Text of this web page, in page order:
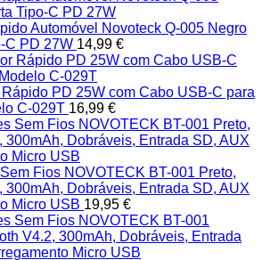
Automóvel Novoteck Q-005 Negro
C PD 27W 14,99 €
PD 25W com Cabo USB-C para
C-029T 16,99 €
Fios NOVOTECK BT-001 Preto,
300mAh, Dobráveis, Entrada SD, AUX
Micro USB 19,95 €